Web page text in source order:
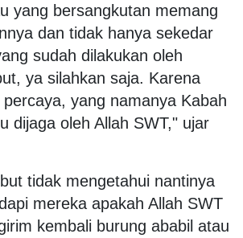
yang bersangkutan memang
dan tidak hanya sekedar
sudah dilakukan oleh
ya silahkan saja. Karena
yang namanya Kabah
dijaga oleh Allah SWT," ujar
tidak mengetahui nantinya
mereka apakah Allah SWT
kembali burung ababil atau